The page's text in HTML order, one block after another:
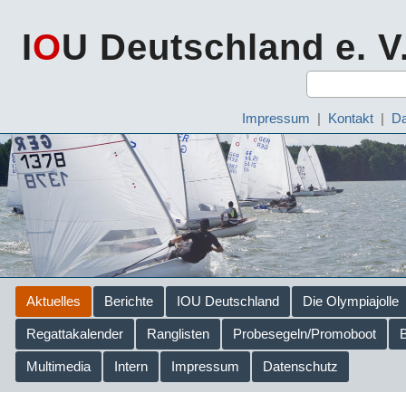
IOU Deutschland e.
Impressum | Kontakt |
Aktuelles Berichte IOU Deutschland Die Olympiajolle
Regattakalender Ranglisten Probesegeln/Promoboot
Multimedia Intern Impressum Datenschutz